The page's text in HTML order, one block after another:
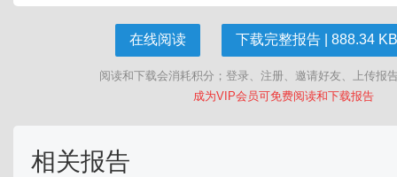
在线阅读 下载完整报告 | 888.34
阅读和下载会消耗积分；登录、注册、邀请好友、上传报
成为VIP会员可免费阅读和下载报告
相关报告